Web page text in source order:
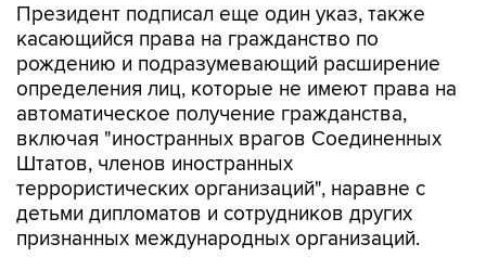
Президент подписал еще один указ, также
касающийся права на гражданство по
рождению и подразумевающий расширение
определения лиц, которые не имеют права на
автоматическое получение гражданства,
включая "иностранных врагов Соединенных
Штатов, членов иностранных
террористических организаций", наравне с
детьми дипломатов и сотрудников других
признанных международных организаций.